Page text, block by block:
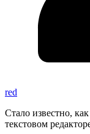
red
Стало известно,
текстовом